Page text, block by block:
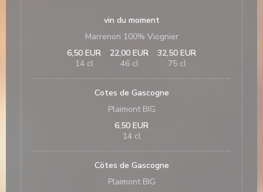
vin du moment
Marrenon 100% Viognier
6,50 EUR
14 cl
22,00 EUR
46 cl
32,50 EUR
75 cl
Cotes de Gascogne
Plaimont BIG
6,50 EUR
14 cl
Cötes de Gascogne
Plaimont BIG